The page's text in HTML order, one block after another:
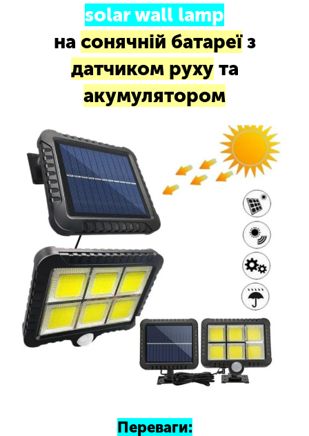
solar wall lamp
на сонячній батареїз
датчиком рухута
акумулятором
Переваги: